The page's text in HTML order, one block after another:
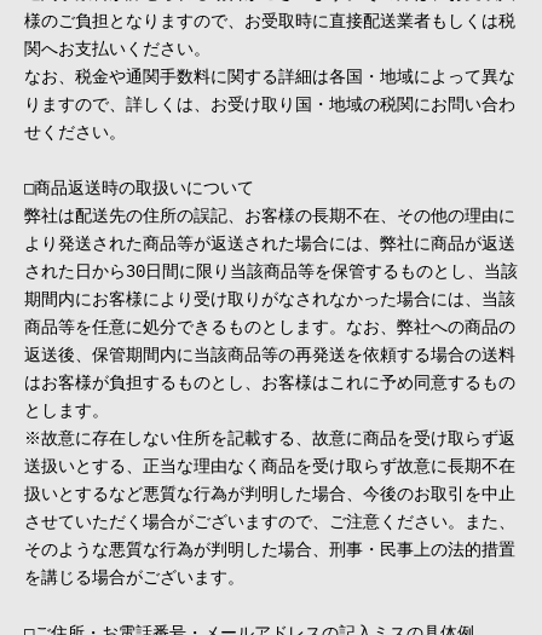
様のご負担となりますので、お受取時に直接配送業者もしくは税
関へお支払いください。
なお、税金や通関手数料に関する詳細は各国・地域によって異な
りますので、詳しくは、お受け取り国・地域の税関にお問い合わ
せください。
□商品返送時の取扱いについて
弊社は配送先の住所の誤記、お客様の長期不在、その他の理由に
より発送された商品等が返送された場合には、弊社に商品が返送
された日から30日間に限り当該商品等を保管するものとし、当該
期間内にお客様により受け取りがなされなかった場合には、当該
商品等を任意に処分できるものとします。なお、弊社への商品の
返送後、保管期間内に当該商品等の再発送を依頼する場合の送料
はお客様が負担するものとし、お客様はこれに予め同意するもの
とします。
※故意に存在しない住所を記載する、故意に商品を受け取らず返
送扱いとする、正当な理由なく商品を受け取らず故意に長期不在
扱いとするなど悪質な行為が判明した場合、今後のお取引を中止
させていただく場合がございますので、ご注意ください。また、
そのような悪質な行為が判明した場合、刑事・民事上の法的措置
を講じる場合がございます。